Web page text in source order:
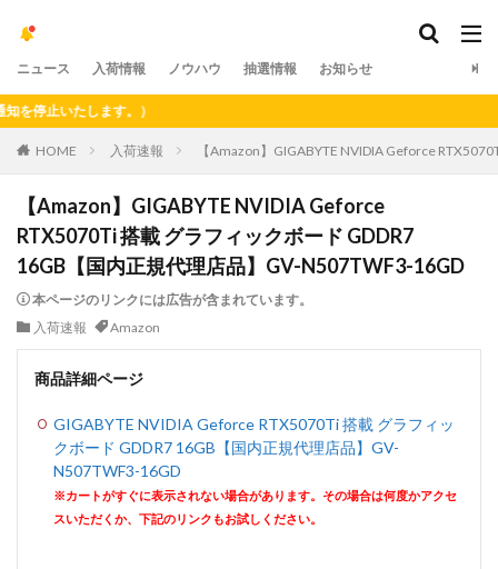
ニュース 入荷情報 ノウハウ 抽選情報 お知らせ
いたします。）
HOME 入荷速報 【Amazon】GIGABYTE NVIDIA Geforce
【Amazon】GIGABYTE NVIDIA Geforce
RTX5070Ti 搭載 グラフィックボード GDDR7
16GB【国内正規代理店品】GV-N507TWF3-16GD
本ページのリンクには広告が含まれています。
入荷速報
Amazon
商品詳細ページ
GIGABYTE NVIDIA Geforce RTX5070Ti 搭載 グラフィッ
クボード GDDR7 16GB【国内正規代理店品】GV-
N507TWF3-16GD
※カートがすぐに表示されない場合があります。その場合は何度かアクセ
スいただくか、下記のリンクもお試しください。